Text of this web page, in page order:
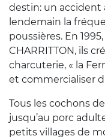
destin: un accident
lendemain la
poussières. En
CHARRITTON, ils
charcuterie, « la
et commercialiser
Tous les cochons
jusqu’au porc
petits villages de